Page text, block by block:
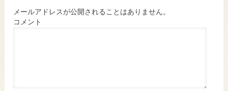
メールアドレスが公開されることはありません。
コメント